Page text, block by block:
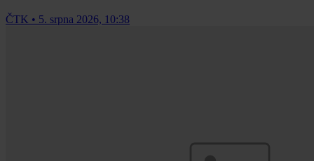
ČTK • 5. srpna 2026, 10:38